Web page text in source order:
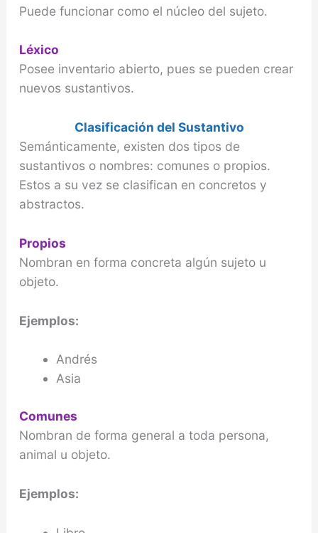
Puede funcionar como el núcleo del sujeto.
Léxico
Posee inventario abierto, pues se pueden crear
nuevos sustantivos.
Clasificación del Sustantivo
Semánticamente, existen dos tipos de
sustantivos o nombres: comunes o propios.
Estos a su vez se clasifican en concretos y
abstractos.
Propios
Nombran en forma concreta algún sujeto u
objeto.
Ejemplos:
Andrés
Asia
Comunes
Nombran de forma general a toda persona,
animal u objeto.
Ejemplos: